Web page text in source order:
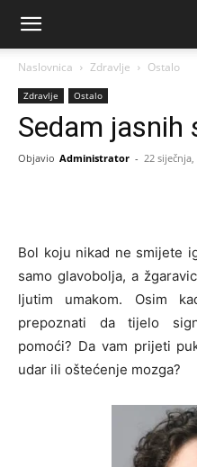
Naslovnica Zdravlje Ostalo
Zdravlje Ostalo
Sedam jasnih
Objavio Administrator - 22 siječnja,
Bol koju nikad ne smijete
samo glavobolja, a
ljutim umakom. Osim
prepoznati da tijelo
pomoći? Da vam prijeti
udar ili oštećenje mozga?